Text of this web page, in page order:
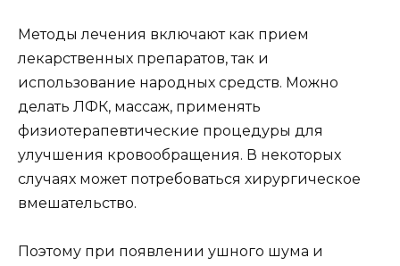
Методы лечения включают как прием
лекарственных препаратов, так и
использование народных средств. Можно
делать ЛФК, массаж, применять
физиотерапевтические процедуры для
улучшения кровообращения. В некоторых
случаях может потребоваться хирургическое
вмешательство.
Поэтому при появлении ушного шума и